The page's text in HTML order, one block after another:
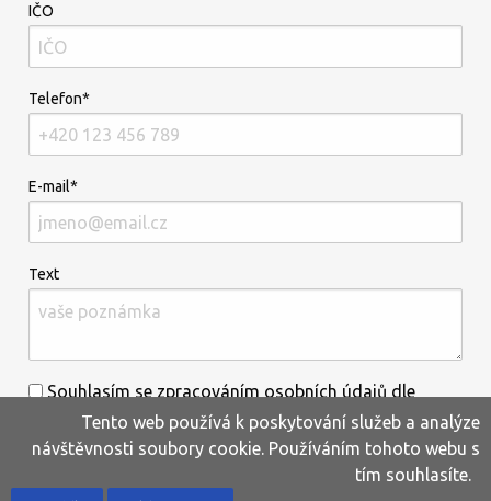
IČO
Telefon*
E-mail*
Text
Souhlasím se zpracováním osobních údajů dle
informací uvedenýchzde.*
Tento web používá k poskytování služeb a analýze
návštěvnosti soubory cookie. Používáním tohoto webu s
tím souhlasíte.